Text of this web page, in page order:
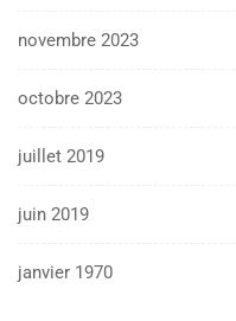
novembre 2023
octobre 2023
juillet 2019
juin 2019
janvier 1970